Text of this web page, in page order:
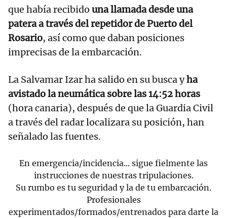
que había recibido una llamada desde una
patera a través del repetidor de Puerto del
Rosario, así como que daban posiciones
imprecisas de la embarcación.
La Salvamar Izar ha salido en su busca yha
avistado la neumática sobre las 14:52 horas
(hora canaria), después de que la Guardia Civil
a través del radar localizara su posición, han
señalado las fuentes.
En emergencia/incidencia... sigue fielmente las
instrucciones de nuestras tripulaciones.
Su rumbo es tu seguridad y la de tu embarcación.
Profesionales
experimentados/formados/entrenados para darte la